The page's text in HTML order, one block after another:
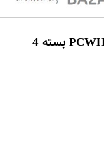
باتری قلمی قابل شارژ باسئوس مدل PCWH00311 بسته 4